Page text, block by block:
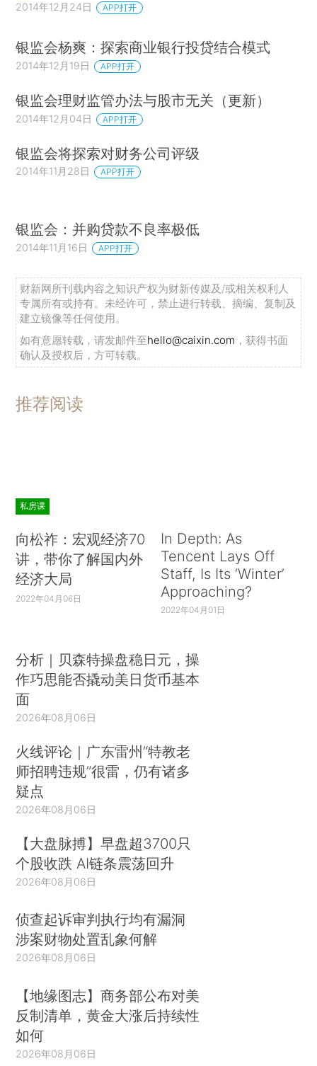
2014年12月24日 APP打开
银监会杨爽：探索商业银行投贷结合模式
2014年12月19日 APP打开
银监会理财监管办法与股市无关（更新）
2014年12月04日 APP打开
银监会将探索对财务公司评级
2014年11月28日 APP打开
银监会：并购贷款不良率极低
2014年11月16日 APP打开
财新网所刊载内容之知识产权为财新传媒及/或相关权利人
专属所有或持有。未经许可，禁止进行转载、摘编、复制及
建立镜像等任何使用。
如有意愿转载，请发邮件至hello@caixin.com ，获得书面
确认及授权后，方可转载。
推荐阅读
私房课
向松祚：宏观经济70
讲，带你了解国内外
经济大局
2022年04月06日
In Depth: As
Tencent Lays Off
Staff, Is Its ‘Winter’
Approaching?
2022年04月01日
分析｜贝森特操盘稳日元，操
作巧思能否撬动美日货币基本
面
2026年08月06日
火线评论｜广东雷州“特教老
师招聘违规”很雷，仍有诸多
疑点
2026年08月06日
【大盘脉搏】早盘超3700只
个股收跌 AI链条震荡回升
2026年08月06日
侦查起诉审判执行均有漏洞
涉案财物处置乱象何解
2026年08月06日
【地缘图志】商务部公布对美
反制清单，黄金大涨后持续性
如何
2026年08月06日